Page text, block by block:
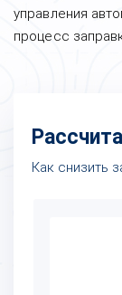
управления
процесс
Как снизить